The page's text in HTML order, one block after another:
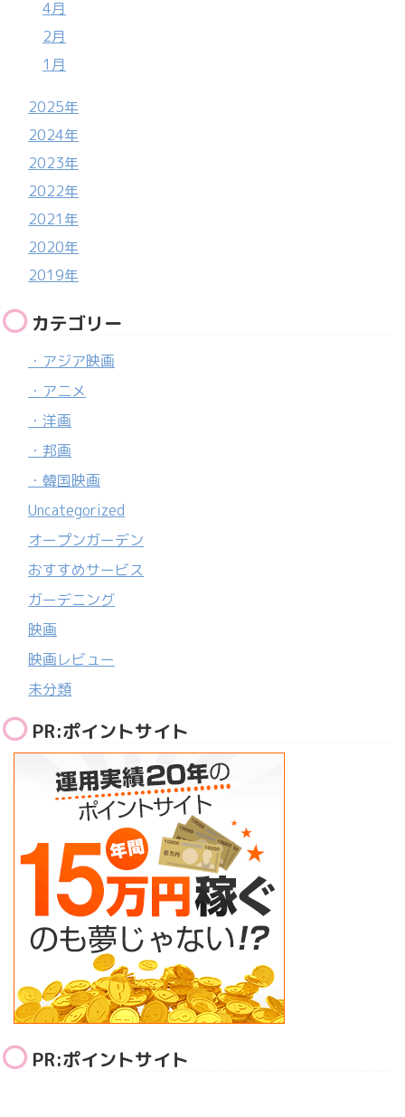
4月
2月
1月
2025年
2024年
2023年
2022年
2021年
2020年
2019年
カテゴリー
・アジア映画
・アニメ
・洋画
・邦画
・韓国映画
Uncategorized
オープンガーデン
おすすめサービス
ガーデニング
映画
映画レビュー
未分類
PR:ポイントサイト
PR:ポイントサイト